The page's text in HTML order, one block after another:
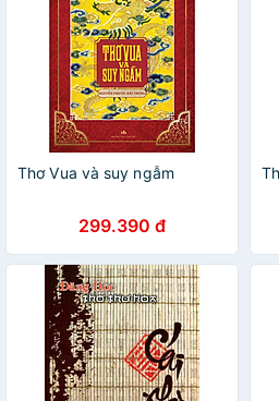
Thơ Vua và suy ngẫm
299.390 đ